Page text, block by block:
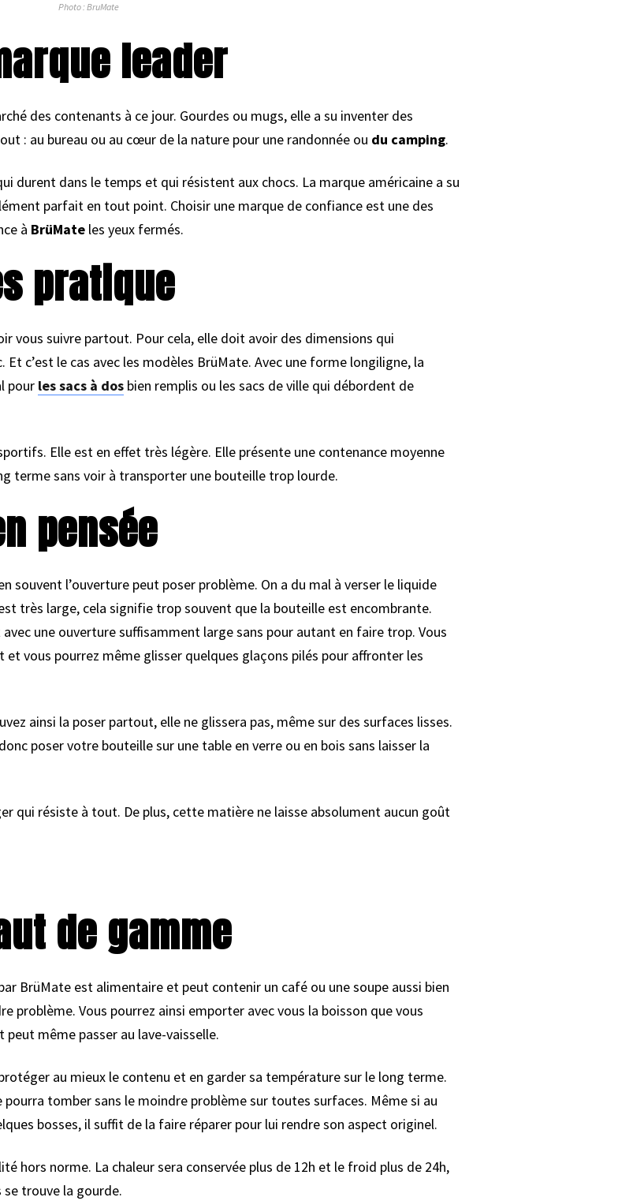
Photo : BruMate
leader
des contenants à ce jour. Gourdes ou mugs, elle a su inventer des
: au bureau ou au cœur de la nature pour une randonnée ou du camping.
durent dans le temps et qui résistent aux chocs. La marque américaine a su
parfait en tout point. Choisir une marque de confiance est une des
à BrüMateles yeux fermés.
pratique
vous suivre partout. Pour cela, elle doit avoir des dimensions qui
c’est le cas avec les modèles BrüMate. Avec une forme longiligne, la
pour les sacs à dosbien remplis ou les sacs de ville qui débordent de
Elle est en effet très légère. Elle présente une contenance moyenne
terme sans voir à transporter une bouteille trop lourde.
pensée
souvent l’ouverture peut poser problème. On a du mal à verser le liquide
très large, cela signifie trop souvent que la bouteille est encombrante.
une ouverture suffisamment large sans pour autant en faire trop. Vous
vous pourrez même glisser quelques glaçons pilés pour affronter les
ainsi la poser partout, elle ne glissera pas, même sur des surfaces lisses.
poser votre bouteille sur une table en verre ou en bois sans laisser la
qui résiste à tout. De plus, cette matière ne laisse absolument aucun goût
de gamme
BrüMate est alimentaire et peut contenir un café ou une soupe aussi bien
problème. Vous pourrez ainsi emporter avec vous la boisson que vous
même passer au lave-vaisselle.
au mieux le contenu et en garder sa température sur le long terme.
tomber sans le moindre problème sur toutes surfaces. Même si au
bosses, il suffit de la faire réparer pour lui rendre son aspect originel.
hors norme. La chaleur sera conservée plus de 12h et le froid plus de 24h,
trouve la gourde.